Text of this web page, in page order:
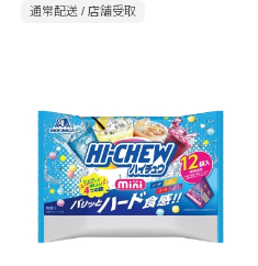
通常配送 / 店舗受取